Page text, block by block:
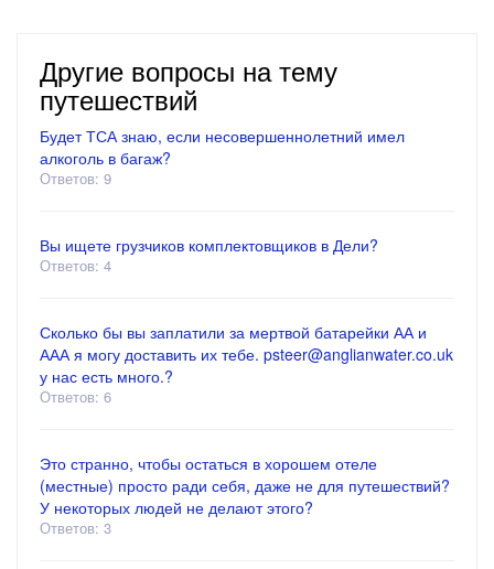
Другие вопросы на тему
путешествий
Будет ТСА знаю, если несовершеннолетний имел
алкоголь в багаж?
Ответов: 9
Вы ищете грузчиков комплектовщиков в Дели?
Ответов: 4
Сколько бы вы заплатили за мертвой батарейки АА и
ААА я могу доставить их тебе. psteer@anglianwater.co.uk
у нас есть много.?
Ответов: 6
Это странно, чтобы остаться в хорошем отеле
(местные) просто ради себя, даже не для путешествий?
У некоторых людей не делают этого?
Ответов: 3